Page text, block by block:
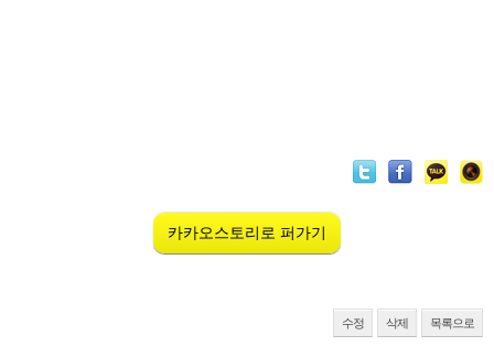
카카오스토리로 퍼가기
수정 삭제 목록으로